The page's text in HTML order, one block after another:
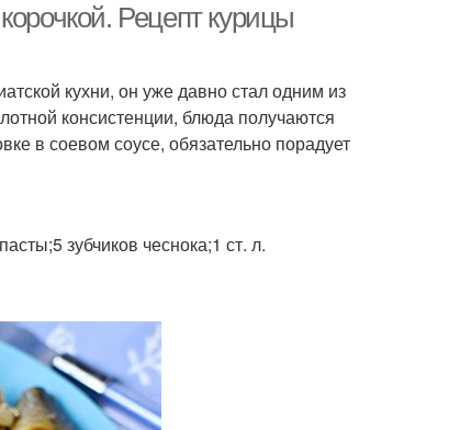
Рецепт курицы
кухни, он уже давно стал одним из
консистенции, блюда получаются
в соевом соусе, обязательно порадует
зубчиков чеснока;1 ст. л.